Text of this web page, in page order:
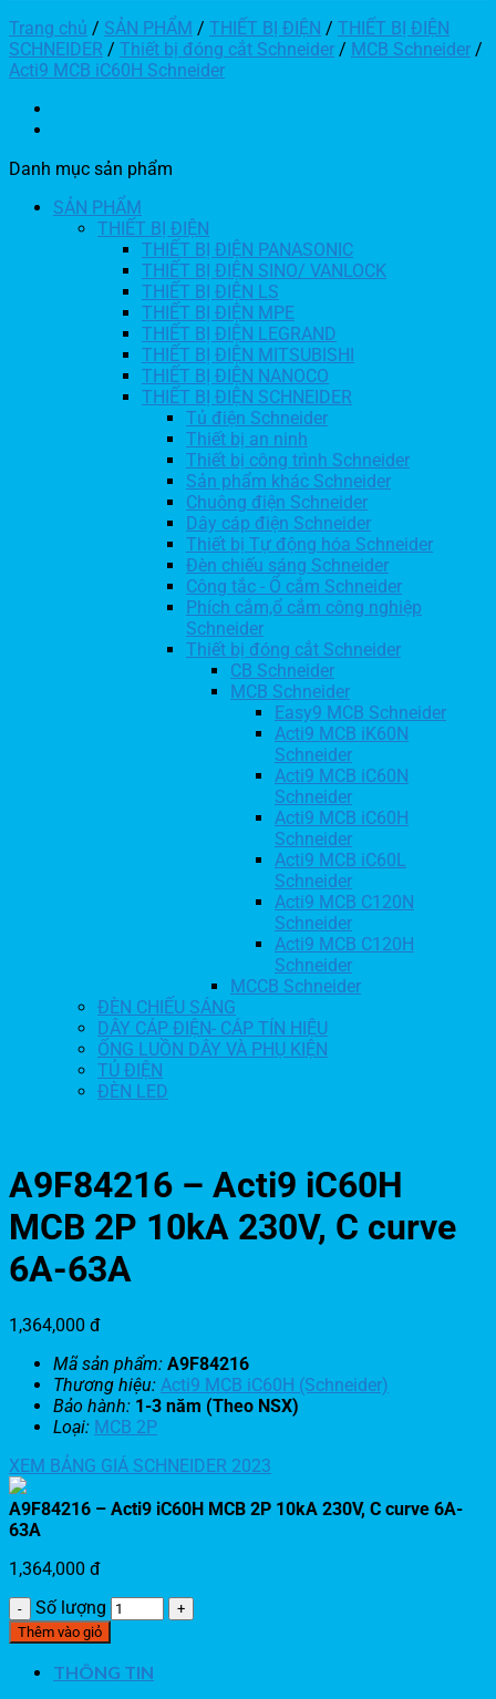
Trang chủ / SẢN PHẨM / THIẾT BỊ ĐIỆN / THIẾT BỊ ĐIỆN
SCHNEIDER / Thiết bị đóng cắt Schneider / MCB Schneider /
Acti9 MCB iC60H Schneider
Danh mục sản phẩm
SẢN PHẨM
THIẾT BỊ ĐIỆN
THIẾT BỊ ĐIỆN PANASONIC
THIẾT BỊ ĐIỆN SINO/ VANLOCK
THIẾT BỊ ĐIỆN LS
THIẾT BỊ ĐIỆN MPE
THIẾT BỊ ĐIỆN LEGRAND
THIẾT BỊ ĐIỆN MITSUBISHI
THIẾT BỊ ĐIỆN NANOCO
THIẾT BỊ ĐIỆN SCHNEIDER
Tủ điện Schneider
Thiết bị an ninh
Thiết bị công trình Schneider
Sản phẩm khác Schneider
Chuông điện Schneider
Dây cáp điện Schneider
Thiết bị Tự động hóa Schneider
Đèn chiếu sáng Schneider
Công tắc - Ổ cắm Schneider
Phích cắm,ổ cắm công nghiệp
Schneider
Thiết bị đóng cắt Schneider
CB Schneider
MCB Schneider
Easy9 MCB Schneider
Acti9 MCB iK60N
Schneider
Acti9 MCB iC60N
Schneider
Acti9 MCB iC60H
Schneider
Acti9 MCB iC60L
Schneider
Acti9 MCB C120N
Schneider
Acti9 MCB C120H
Schneider
MCCB Schneider
ĐÈN CHIẾU SÁNG
DÂY CÁP ĐIỆN- CÁP TÍN HIỆU
ỐNG LUỒN DÂY VÀ PHỤ KIỆN
TỦ ĐIỆN
ĐÈN LED
A9F84216 – Acti9 iC60H
MCB 2P 10kA 230V, C curve
6A-63A
1,364,000 đ
Mã sản phẩm: A9F84216
Thương hiệu: Acti9 MCB iC60H (Schneider)
Bảo hành: 1-3 năm (Theo NSX)
Loại: MCB 2P
XEM BẢNG GIÁ SCHNEIDER 2023
A9F84216 – Acti9 iC60H MCB 2P 10kA 230V, C curve 6A-
63A
1,364,000 đ
Số lượng
Thêm vào giỏ
THÔNG TIN